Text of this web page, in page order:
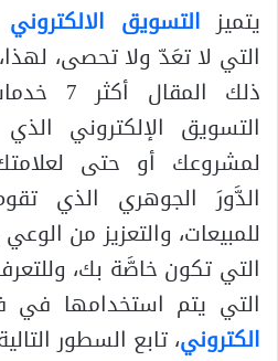
يتميزالتسويق الالكتروني
التي لا تعَدّ ولا تحصى،
ذلك
التسويق الإلكتروني
لمشروعك أو حتى
الدَّورَ الجوهري الذي
للمبيعات، والتعزيز من
التي تكون خاصَّة بك،
التي يتم استخدامها
الكتروني، تابع السطور